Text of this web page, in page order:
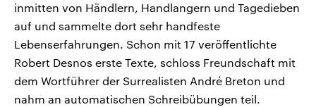
inmitten von Händlern, Handlangern und Tagedieben
auf und sammelte dort sehr handfeste
Lebenserfahrungen. Schon mit 17 veröffentlichte
Robert Desnos erste Texte, schloss Freundschaft mit
dem Wortführer der Surrealisten André Breton und
nahm an automatischen Schreibübungen teil.